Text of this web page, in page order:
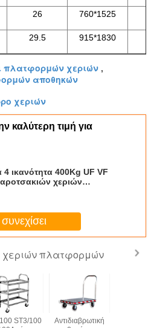
26 760*1525
29.5 915*1830
πλατφορμών χεριών ,
αποθηκών
χεριών
καλύτερη τιμή για
4 ικανότητα 400Kg UF VF
χεριών
χεριών πλατφορμών
ST3/100
Αντιδιαβρωτική